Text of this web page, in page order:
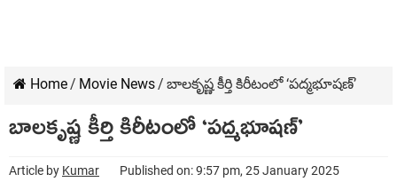
Home/ Movie News/ బాలకృష్ణ కీర్తి కిరీటంలో ‘పద్మభూషణ్’
బాలకృష్ణ కీర్తి కిరీటంలో ‘పద్మభూషణ్’
Article by Kumar Published on: 9:57 pm, 25 January 2025